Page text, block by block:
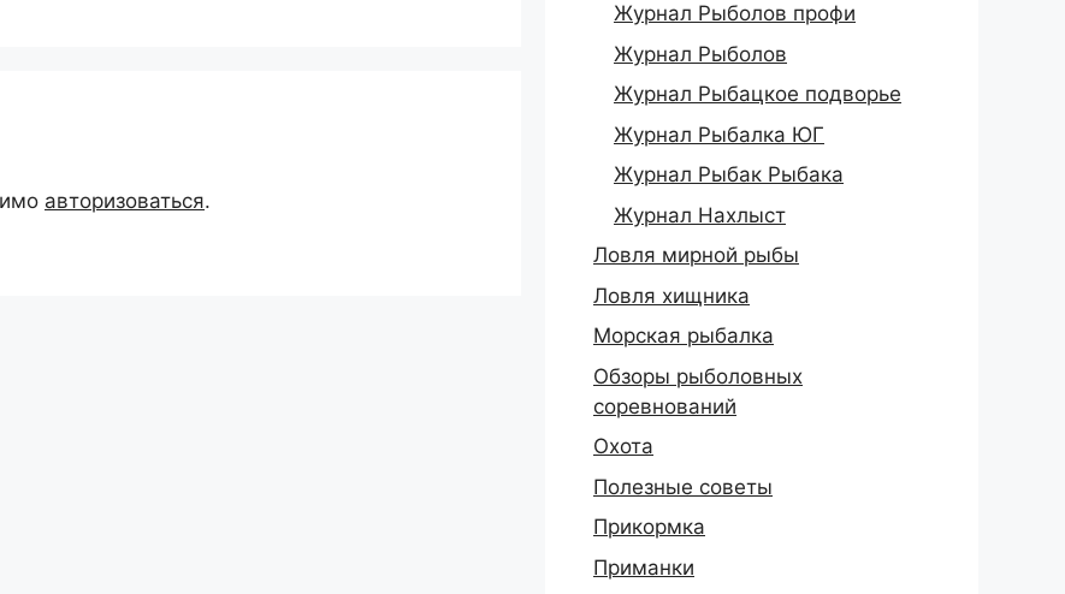
авторизоваться.
Журнал Рыболов профи
Журнал Рыболов
Журнал Рыбацкое подворье
Журнал Рыбалка ЮГ
Журнал Рыбак Рыбака
Журнал Нахлыст
Ловля мирной рыбы
Ловля хищника
Морская рыбалка
Обзоры рыболовных
соревнований
Охота
Полезные советы
Прикормка
Приманки